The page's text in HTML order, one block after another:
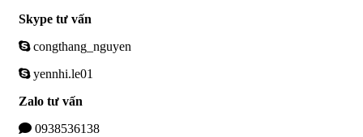
Skype tư vấn
congthang_nguyen
yennhi.le01
Zalo tư vấn
0938536138